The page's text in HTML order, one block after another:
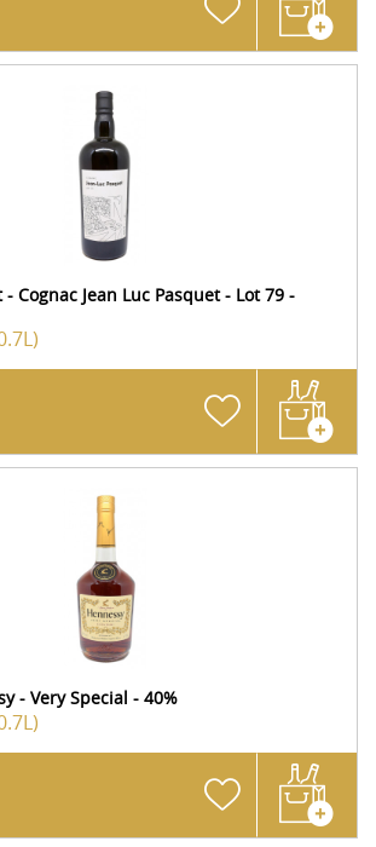
Cognac Jean Luc Pasquet - Lot 79 -
- Very Special - 40%